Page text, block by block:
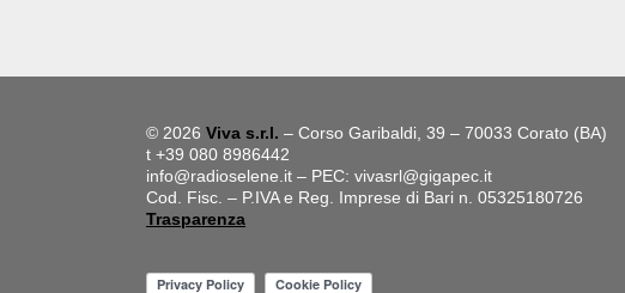
© 2026 Viva s.r.l. – Corso Garibaldi, 39 – 70033 Corato (BA)
t +39 080 8986442
info@radioselene.it – PEC: vivasrl@gigapec.it
Cod. Fisc. – P.IVA e Reg. Imprese di Bari n. 05325180726
Trasparenza